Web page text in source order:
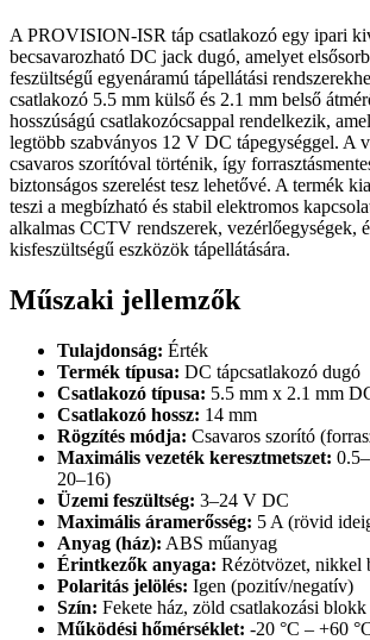
A PROVISION-ISR táp csatlakozó egy ipari
becsavarozható DC jack dugó, amelyet
feszültségű egyenáramú tápellátási
csatlakozó 5.5 mm külső és 2.1 mm belső
hosszúságú csatlakozócsappal rendelkezik,
legtöbb szabványos 12 V DC tápegységgel. A
csavaros szorítóval történik, így
biztonságos szerelést tesz lehetővé. A termék
teszi a megbízható és stabil elektromos
alkalmas CCTV rendszerek, vezérlőegységek,
kisfeszültségű eszközök tápellátására.
Műszaki jellemzők
Tulajdonság: Érték
Termék típusa: DC tápcsatlakozó dugó
Csatlakozó típusa: 5.5 mm x 2.1 mm
Csatlakozó hossz: 14 mm
Rögzítés módja: Csavaros szorító
Maximális vezeték keresztmetszet:
20–16)
Üzemi feszültség: 3–24 V DC
Maximális áramerősség: 5 A (rövid
Anyag (ház): ABS műanyag
Érintkezők anyaga: Rézötvözet, nikkel
Polaritás jelölés: Igen (pozitív/negatív)
Szín: Fekete ház, zöld csatlakozási blokk
Működési hőmérséklet: -20 °C – +60